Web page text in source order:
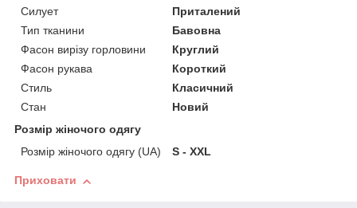
Силует
Приталений
Тип тканини
Бавовна
Фасон вирізу горловини
Круглий
Фасон рукава
Короткий
Стиль
Класичний
Стан
Новий
Розмір жіночого одягу
Розмір жіночого одягу (UA)
S - XXL
Приховати